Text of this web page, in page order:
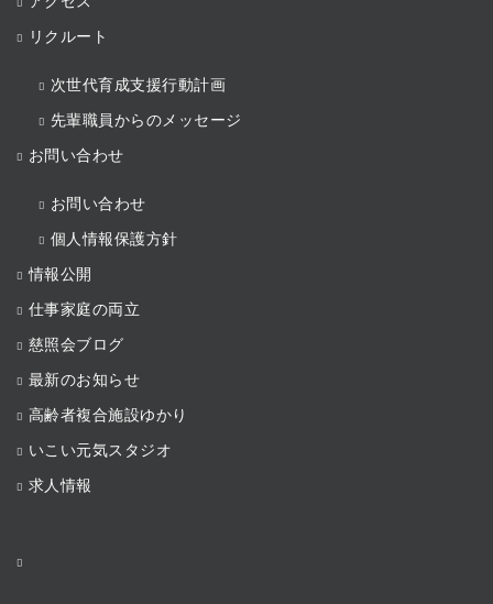
リクルート
次世代育成支援行動計画
先輩職員からのメッセージ
お問い合わせ
お問い合わせ
個人情報保護方針
情報公開
仕事家庭の両立
慈照会ブログ
最新のお知らせ
高齢者複合施設ゆかり
いこい元気スタジオ
求人情報